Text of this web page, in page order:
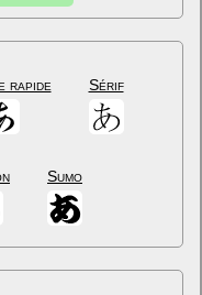
rapide Sérif
Sumo